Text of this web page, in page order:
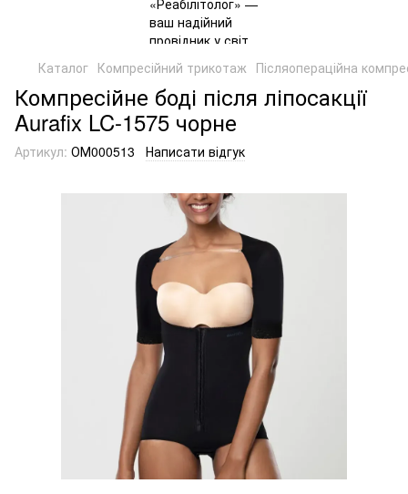
Каталог Компресійний трикотаж Післяопераційна
Компресійне боді після ліпосакції
Aurafix LC-1575 чорне
Артикул: ОМ000513 Написати відгук